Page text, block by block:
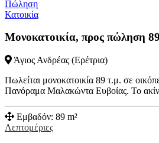
Πώληση
Κατοικία
Μονοκατοικία, προς πώληση
Άγιος Ανδρέας (Ερέτρια)
Πωλείται μονοκατοικία 89 τ.μ. σε
Πανόραμα Μαλακώντα Ευβοίας. Το
Εμβαδόν: 89 m²
Λεπτομέριες